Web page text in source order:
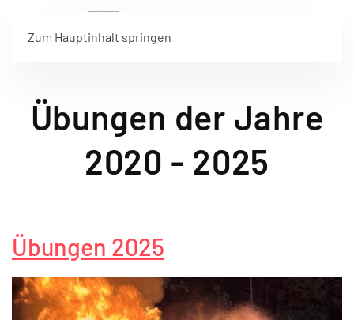
Zum Hauptinhalt springen
Übungen der Jahre
2020 - 2025
Übungen 2025